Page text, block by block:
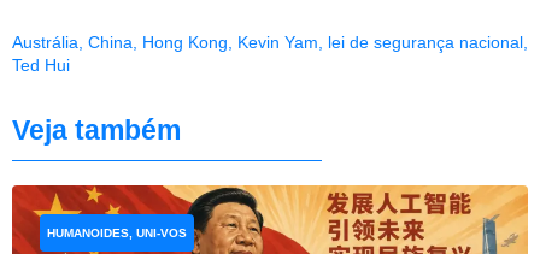
Austrália, China, Hong Kong, Kevin Yam, lei de segurança nacional,
Ted Hui
Veja também
HUMANOIDES, UNI-VOS